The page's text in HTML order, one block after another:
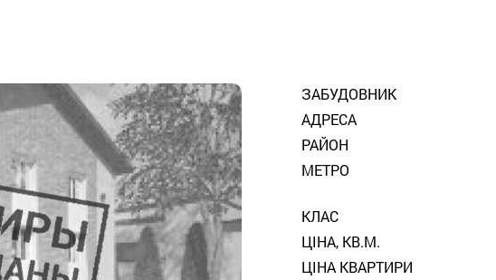
ЗАБУДОВНИК
АДРЕСА
РАЙОН
МЕТРО
КЛАС
ЦІНА, КВ.М.
ЦІНА КВАРТИРИ